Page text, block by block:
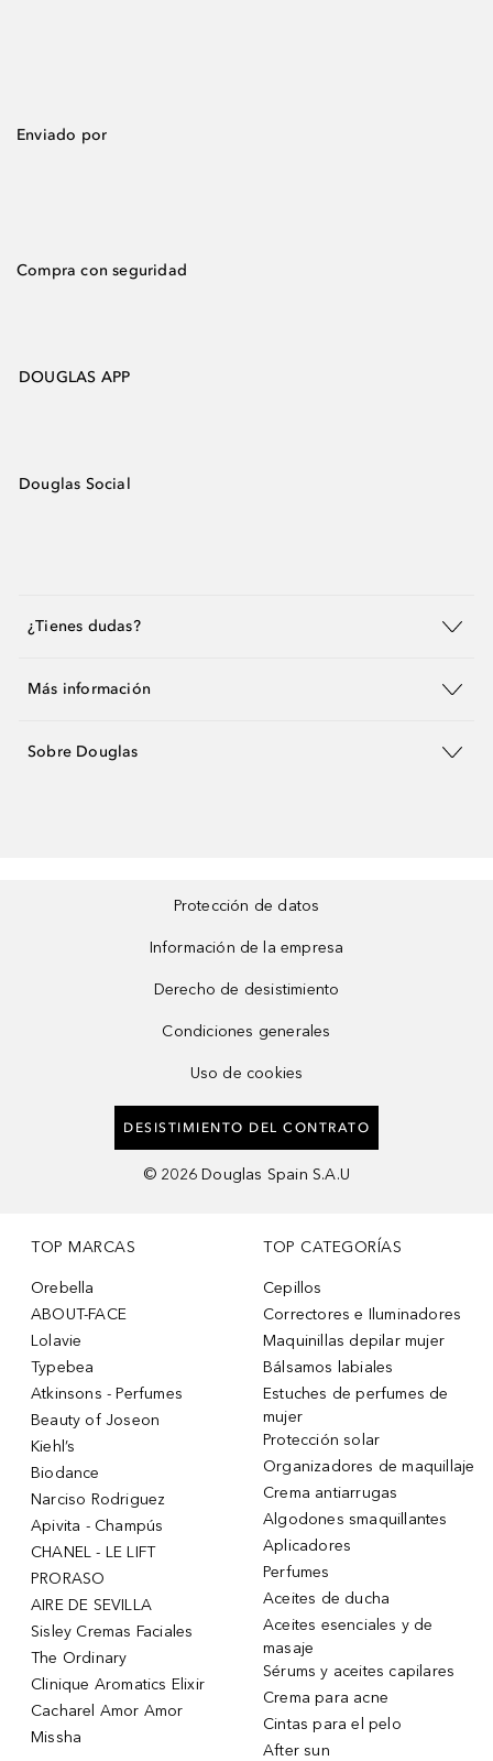
Enviado por
Compra con seguridad
DOUGLAS APP
Douglas Social
¿Tienes dudas?
Más información
Sobre Douglas
Protección de datos
Información de la empresa
Derecho de desistimiento
Condiciones generales
Uso de cookies
DESISTIMIENTO DEL CONTRATO
© 2026 Douglas Spain S.A.U
TOP MARCAS
Orebella
ABOUT-FACE
Lolavie
Typebea
Atkinsons - Perfumes
Beauty of Joseon
Kiehl’s
Biodance
Narciso Rodriguez
Apivita - Champús
CHANEL - LE LIFT
PRORASO
AIRE DE SEVILLA
Sisley Cremas Faciales
The Ordinary
Clinique Aromatics Elixir
Cacharel Amor Amor
Missha
TOP CATEGORÍAS
Cepillos
Correctores e Iluminadores
Maquinillas depilar mujer
Bálsamos labiales
Estuches de perfumes de
mujer
Protección solar
Organizadores de maquillaje
Crema antiarrugas
Algodones smaquillantes
Aplicadores
Perfumes
Aceites de ducha
Aceites esenciales y de
masaje
Sérums y aceites capilares
Crema para acne
Cintas para el pelo
After sun